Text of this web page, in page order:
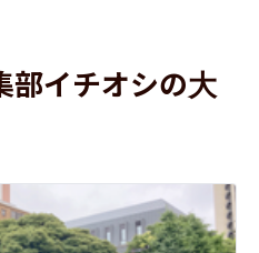
部イチオシの大